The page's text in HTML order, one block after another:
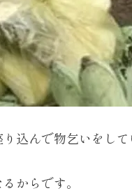
込んで物乞いをし
からです。